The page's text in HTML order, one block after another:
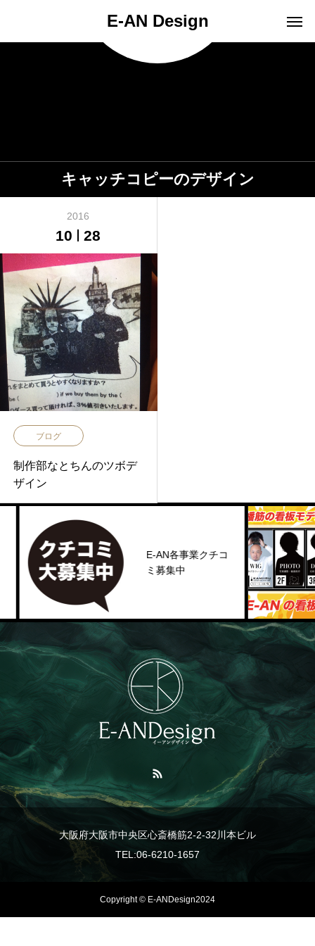
E-AN Design
キャッチコピーのデザイン
2016
10 28
ブログ
制作部なとちんのツボデ
ザイン
E-AN各事業クチコ
ミ募集中
大阪府大阪市中央区心斎橋筋2-2-32川本ビル
TEL:06-6210-1657
Copyright © E-ANDesign2024